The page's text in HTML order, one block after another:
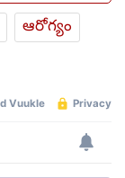
ఆరోగ్యం